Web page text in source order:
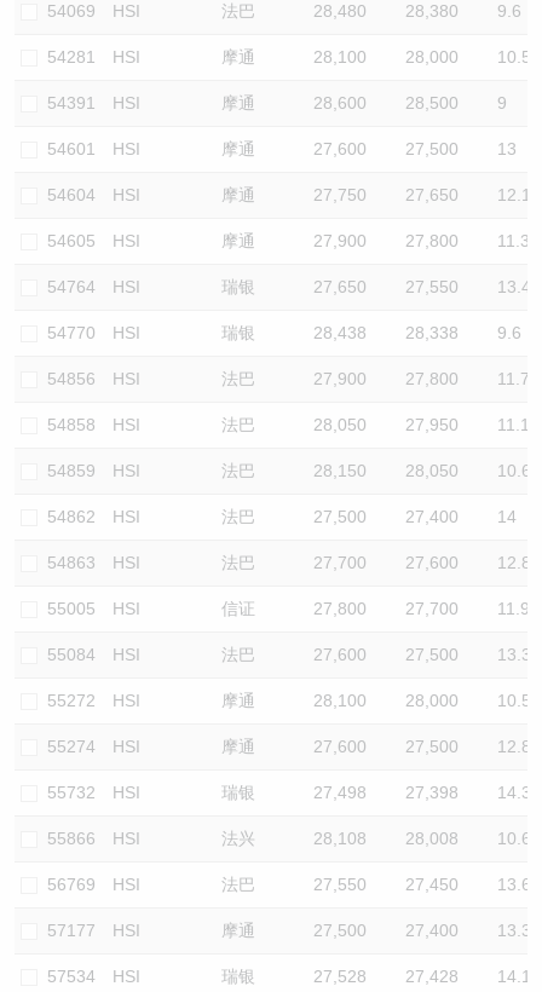
54069 HSI 法巴 28,480 28,380 9.6
54281 HSI 摩通 28,100 28,000 10.5
54391 HSI 摩通 28,600 28,500 9
54601 HSI 摩通 27,600 27,500 13
54604 HSI 摩通 27,750 27,650 12.1
54605 HSI 摩通 27,900 27,800 11.3
54764 HSI 瑞银 27,650 27,550 13.4
54770 HSI 瑞银 28,438 28,338 9.6
54856 HSI 法巴 27,900 27,800 11.7
54858 HSI 法巴 28,050 27,950 11.1
54859 HSI 法巴 28,150 28,050 10.6
54862 HSI 法巴 27,500 27,400 14
54863 HSI 法巴 27,700 27,600 12.8
55005 HSI 信证 27,800 27,700 11.9
55084 HSI 法巴 27,600 27,500 13.3
55272 HSI 摩通 28,100 28,000 10.5
55274 HSI 摩通 27,600 27,500 12.8
55732 HSI 瑞银 27,498 27,398 14.3
55866 HSI 法兴 28,108 28,008 10.6
56769 HSI 法巴 27,550 27,450 13.6
57177 HSI 摩通 27,500 27,400 13.3
57534 HSI 瑞银 27,528 27,428 14.1